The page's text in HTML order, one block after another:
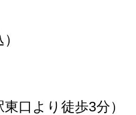
東口より徒歩3分）